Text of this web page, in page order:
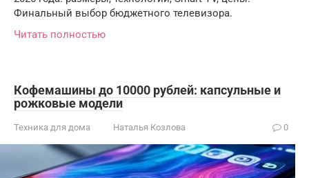
Финальный выбор бюджетного телевизора.
Читать полностью
Кофемашины до 10000 рублей: капсульные и
рожковые модели
Техника для дома Наталья Козлова 0